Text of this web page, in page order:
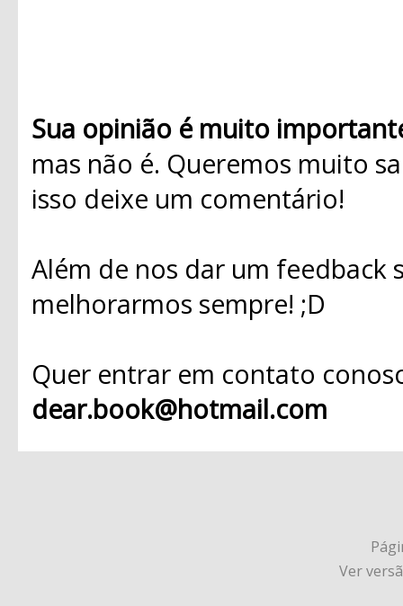
Sua opinião é muito
mas não é. Queremos muito
isso deixe um comentário!
Além de nos dar um
melhorarmos sempre! ;D
Quer entrar em contato
dear.book@hotmail.com
Ver